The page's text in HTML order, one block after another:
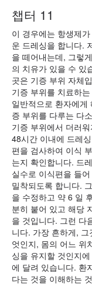
챕터 11
이 경우에는 항생제
운 드레싱을 합니다.
을 떼어내는데, 그렇
의 치유가 있을 수 있
곳은 기증 부위 자체
기증 부위를 치료하
일반적으로 환자에게
증 부위를 다루는 다
기증 부위에서 더러
48시간 이내에 드레
편을 검사하여 이식
는지 확인합니다. 드
실수로 이식편을 들
밀착되도록 합니다.
을 수정하고 약 6 일
분히 붙어 있고 해당
을 것입니다. 그런 다
니다. 가장 흔하게,
엇인지, 몸의 어느 위
싱을 유지할 것인지
에 달려 있습니다. 환
다는 것을 이해하는